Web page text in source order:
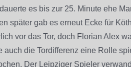
es bis zur 25. Minute ehe
später gab es erneut Ecke für
vor das Tor, doch Florian Alex
die Tordifferenz eine Rolle
Der Leipziger Spieler